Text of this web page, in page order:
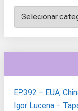
Categorias
EP.392 – EUA,
Igor Lucena –